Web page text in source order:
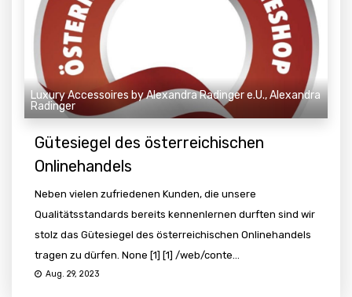
Luxury Accessoires by Alexandra Radinger e.U., Alexandra
Radinger
Gütesiegel des österreichischen
Onlinehandels
Neben vielen zufriedenen Kunden, die unsere
Qualitätsstandards bereits kennenlernen durften sind wir
stolz das Gütesiegel des österreichischen Onlinehandels
tragen zu dürfen. None [1] [1] /web/conte...
Aug. 29, 2023